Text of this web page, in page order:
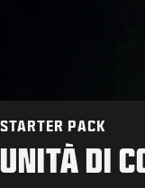
STARTER PACK
UNITÀ DI